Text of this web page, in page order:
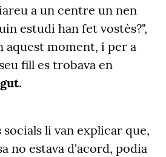
a un centre un nen
estudi han fet vostès?",
aquest moment, i per a
fill es trobava en
.
li van explicar que,
no estava d'acord, podia